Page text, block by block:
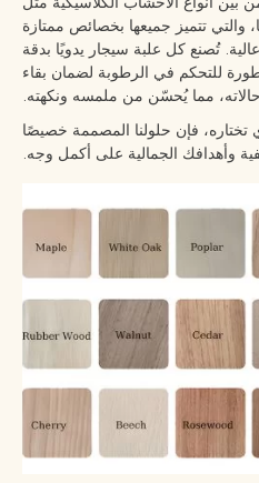
والتي تتميز جميعها بخصائص ممتازة
تُصنع كل علبة سيجار يدويًا بدقة
للتحكم في الرطوبة لضمان بقاء
مما يُحسّن من ملمسه ونكهته.
فإن حلولنا المصممة خصيصًا
وأهدافك الجمالية على أكمل وجه.